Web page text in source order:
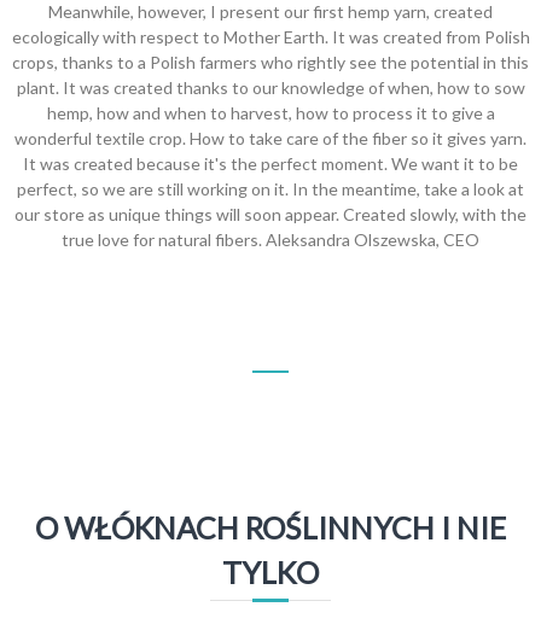
Meanwhile, however, I present our first hemp yarn, created
ecologically with respect to Mother Earth. It was created from Polish
crops, thanks to a Polish farmers who rightly see the potential in this
plant. It was created thanks to our knowledge of when, how to sow
hemp, how and when to harvest, how to process it to give a
wonderful textile crop. How to take care of the fiber so it gives yarn.
It was created because it's the perfect moment. We want it to be
perfect, so we are still working on it. In the meantime, take a look at
our store as unique things will soon appear. Created slowly, with the
true love for natural fibers. Aleksandra Olszewska, CEO
O WŁÓKNACH ROŚLINNYCH I NIE
TYLKO